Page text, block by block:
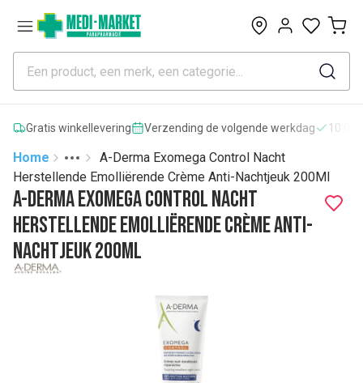
0
Gratis winkellevering Verzending de volgende werkdag
Home
More
Toggle menu
A-Derma Exomega Control Nacht
Herstellende Emolliërende Crème Anti-Nachtjeuk 200Ml
A-Derma Exomega Control Nacht
Herstellende Emolliërende Crème Anti-
Nachtjeuk 200Ml